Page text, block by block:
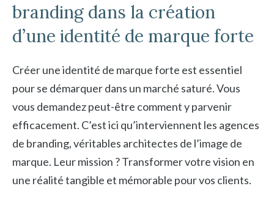
branding dans la création
d’une identité de marque forte
Créer une identité de marque forte est essentiel
pour se démarquer dans un marché saturé. Vous
vous demandez peut-être comment y parvenir
efficacement. C’est ici qu’interviennent les agences
de branding, véritables architectes de l’image de
marque. Leur mission ? Transformer votre vision en
une réalité tangible et mémorable pour vos clients.